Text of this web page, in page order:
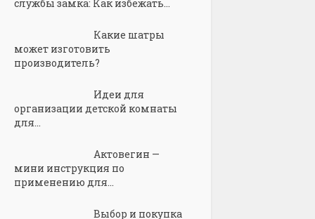
службы замка: Как избежать...
Какие шатры
может изготовить
производитель?
Идеи для
организации детской комнаты
для...
Актовегин —
мини инструкция по
применению для...
Выбор и покупка